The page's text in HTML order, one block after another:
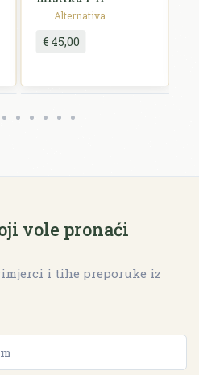
Alternativa
€ 45,00
vole pronaći
i tihe preporuke iz